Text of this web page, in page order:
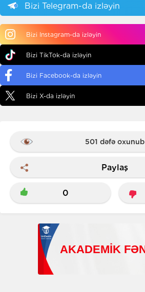
Bizi Telegram-da izləyin
Bizi Instagram-da izləyin
Bizi TikTok-da izləyin
Bizi Facebook-da izləyin
Bizi X-da izləyin
501 dəfə oxunub
Paylaş
0